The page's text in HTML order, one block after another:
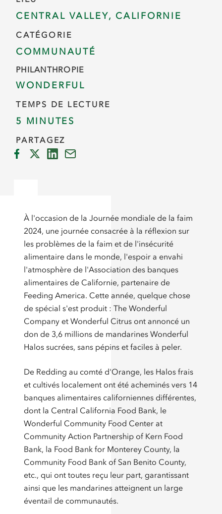
CENTRAL VALLEY, CALIFORNIE
CATÉGORIE
COMMUNAUTÉ
PHILANTHROPIE
WONDERFUL
TEMPS DE LECTURE
5 MINUTES
PARTAGEZ
À l'occasion de la Journée mondiale de la faim
2024, une journée consacrée à la réflexion sur
les problèmes de la faim et de l'insécurité
alimentaire dans le monde, l'espoir a envahi
l'atmosphère de l'Association des banques
alimentaires de Californie, partenaire de
Feeding America. Cette année, quelque chose
de spécial s'est produit : The Wonderful
Company et Wonderful Citrus ont annoncé un
don de 3,6 millions de mandarines Wonderful
Halos sucrées, sans pépins et faciles à peler.
De Redding au comté d'Orange, les Halos frais
et cultivés localement ont été acheminés vers 14
banques alimentaires californiennes différentes,
dont la Central California Food Bank, le
Wonderful Community Food Center at
Community Action Partnership of Kern Food
Bank, la Food Bank for Monterey County, la
Community Food Bank of San Benito County,
etc., qui ont toutes reçu leur part, garantissant
ainsi que les mandarines atteignent un large
éventail de communautés.